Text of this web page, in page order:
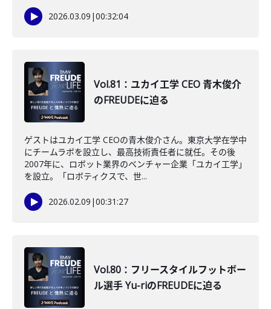
2026.03.09 |00:32:04
Vol.81：ユカイ工学 CEO 青木俊介
のFREUDEに迫る
ゲストはユカイ工学 CEOの青木俊介さん。東京大学在学中
にチームラボを設立し、最高技術責任者に就任。その後
2007年に、ロボット業界のベンチャー企業「ユカイ工学」
を設立。「ロボティクスで、世...
2026.02.09 |00:31:27
Vol.80：フリースタイルフットボー
ル選手 Yu-riのFREUDEに迫る